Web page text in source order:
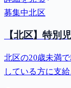
募集中北区
【北区】特別
北区の20歳未満
している方に支